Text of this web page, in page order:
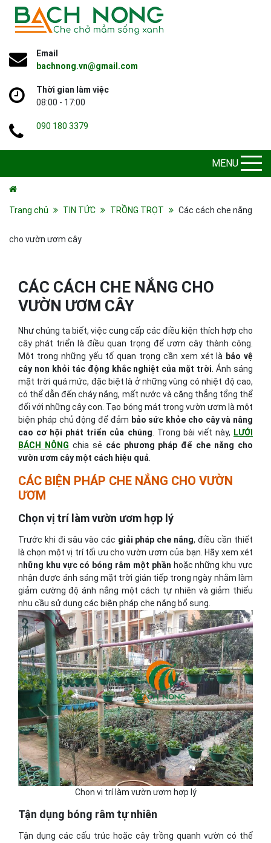
Email
bachnong.vn@gmail.com
Thời gian làm việc
08:00 - 17:00
090 180 3379
MENU
Trang chủ TIN TỨC TRỒNG TRỌT Các cách che nắng
cho vườn ươm cây
CÁC CÁCH CHE NẮNG CHO
VƯỜN ƯƠM CÂY
Như chúng ta biết, việc cung cấp các điều kiện thích hợp cho
cây phát triển là điều quan trọng để ươm cây thành công.
Một trong những yếu tố quan trọng cần xem xét là bảo vệ
cây non khỏi tác động khắc nghiệt của mặt trời . Ánh sáng
mặt trời quá mức, đặc biệt là ở những vùng có nhiệt độ cao,
có thể dẫn đến cháy nắng, mất nước và căng thẳng tổng thể
đối với những cây con. Tạo bóng mát trong vườn ươm là một
biện pháp chủ động để đảm bảo sức khỏe cho cây và nâng
cao cơ hội phát triển của chúng . Trong bài viết này, LƯỚI
BÁCH NÔNG chia sẻ các phương pháp để che nắng cho
vườn ươm cây một cách hiệu quả
CÁC BIỆN PHÁP CHE NẮNG CHO VƯỜN
ƯƠM
Chọn vị trí làm vườn ươm hợp lý
Trước khi đi sâu vào các giải pháp che nắng, điều cần thiết
là chọn một vị trí tối ưu cho vườn ươm của bạn. Hãy xem xét
n hững khu vực có bóng râm một phần hoặc những khu vực
nhận được ánh sáng mặt trời gián tiếp trong ngày nhằm làm
giảm cường độ ánh nắng một cách tự nhiên và giảm thiểu
nhu cầu sử dụng các biện pháp che nắng bổ sung.
Chọn vị trí làm vườn ươm hợp lý
Tận dụng bóng râm tự nhiên
Tận dụng các cấu trúc hoặc cây trồng quanh vườn có thể